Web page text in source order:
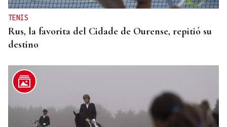
TENIS
Rus, la favorita del Cidade de Ourense, repitió su
destino